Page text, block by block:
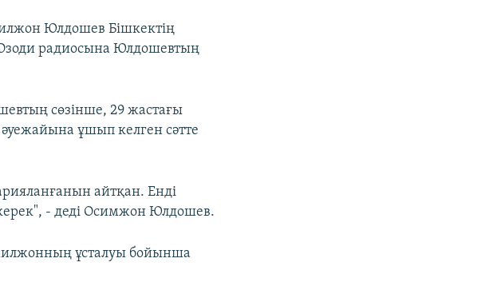
Юлдошев Бішкектің
радиосына Юлдошевтың
сөзінше, 29 жастағы
ұшып келген сәтте
айтқан. Енді
- деді Осимжон Юлдошев.
ұсталуы бойынша